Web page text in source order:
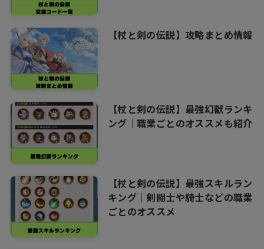
【杖と剣の伝説】攻略まとめ情報
【杖と剣の伝説】最強幻獣ランキ
ング｜職業ごとのオススメも紹介
【杖と剣の伝説】最強スキルラン
キング｜剣闘士や騎士などの職業
ごとのオススメ